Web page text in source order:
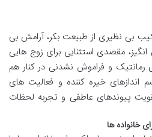
بی نظیری از طبیعت بکر، آرامش بی
مقصدی استثنایی برای زوج هایی
رمانتیک و فراموش نشدنی در کنار هم
اندازهای خیره کننده و فعالیت های
پیوندهای عاطفی و تجربه لحظات
خانواده ها